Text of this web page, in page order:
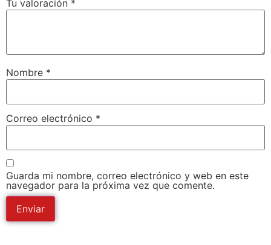
Tu valoración *
Nombre *
Correo electrónico *
Guarda mi nombre, correo electrónico y web en este
navegador para la próxima vez que comente.